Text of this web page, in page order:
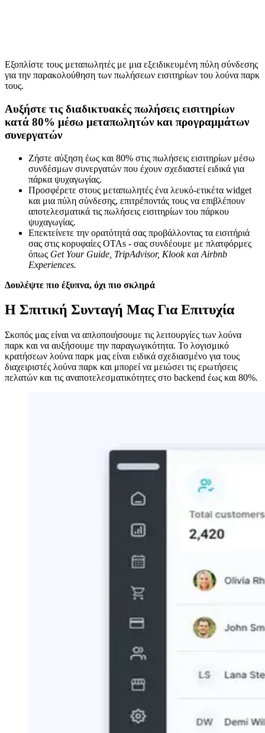
Εξοπλίστε τους μεταπωλητές με μια εξειδικευμένη πύλη σύνδεσης
για την παρακολούθηση των πωλήσεων εισιτηρίων του λούνα παρκ
τους.
Αυξήστε τις διαδικτυακές πωλήσεις εισιτηρίων
κατά 80% μέσω μεταπωλητών και προγραμμάτων
συνεργατών
Ζήστε αύξηση έως και 80% στις πωλήσεις εισιτηρίων μέσω
συνδέσμων συνεργατών που έχουν σχεδιαστεί ειδικά για
πάρκα ψυχαγωγίας.
Προσφέρετε στους μεταπωλητές ένα λευκό-ετικέτα widget
και μια πύλη σύνδεσης, επιτρέποντάς τους να επιβλέπουν
αποτελεσματικά τις πωλήσεις εισιτηρίων του πάρκου
ψυχαγωγίας.
Επεκτείνετε την ορατότητά σας προβάλλοντας τα εισιτήριά
σας στις κορυφαίες OTAs - σας συνδέουμε με πλατφόρμες
όπως Get Your Guide, TripAdvisor, Klook και Airbnb
Experiences.
Δουλέψτε πιο έξυπνα, όχι πιο σκληρά
Η Σπιτική Συνταγή Μας Για Επιτυχία
Σκοπός μας είναι να απλοποιήσουμε τις λειτουργίες των λούνα
παρκ και να αυξήσουμε την παραγωγικότητα. Το λογισμικό
κρατήσεων λούνα παρκ μας είναι ειδικά σχεδιασμένο για τους
διαχειριστές λούνα παρκ και μπορεί να μειώσει τις ερωτήσεις
πελατών και τις αναποτελεσματικότητες στο backend έως και 80%.